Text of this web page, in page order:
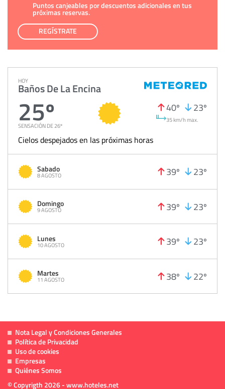
Puntos canjeables por descuentos adicionales en tus
próximas reservas.
REGÍSTRATE
HOY
Baños De La Encina
25º
SENSACIÓN DE 26º
40º 23º
35 km/h max.
Cielos despejados en las próximas horas
Sabado
8 AGOSTO 39º 23º
Domingo
9 AGOSTO 39º 23º
Lunes
10 AGOSTO 39º 23º
Martes
11 AGOSTO 38º 22º
Nota Legal y Condiciones Generales
Política de Privacidad
Uso de cookies
Empresas
Quiénes Somos
© Copyrigth 2026 - www.hoteles.net